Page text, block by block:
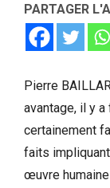
PARTAGER
Pierre
avantage, il y
certainement
faits
œuvre